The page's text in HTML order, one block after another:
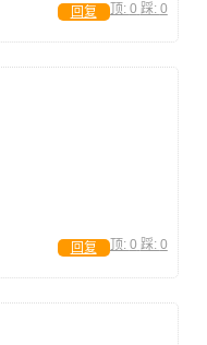
顶: 0 踩: 0
回复
顶: 0 踩: 0
回复